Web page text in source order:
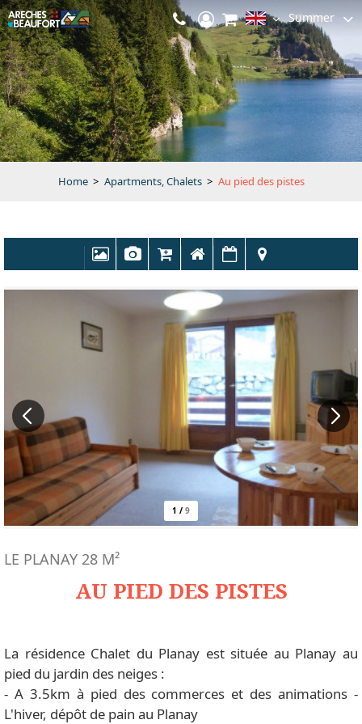
Summer
Home > Apartments, Chalets > Au pied des pistes
1 / 9
AU PIED DES PISTES
LE PLANAY 28 M²
La résidence Chalet du Planay est située au Planay au
pied du jardin des neiges :
- A 3.5km à pied des commerces et des animations -
L'hiver, dépôt de pain au Planay